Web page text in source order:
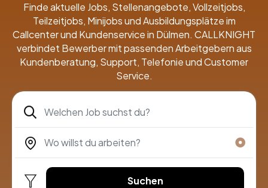
Finde aktuelle Jobs, Stellenangebote, Vollzeitjobs,
Teilzeitjobs, Minijobs und Ausbildungsplätze im
Callcenter und Kundenservice in Dülmen. CALLKNIGHT
verbindet Bewerber mit passenden Arbeitgebern aus
Kundenberatung, Support, Telefonie und Customer
Service.
Suchen